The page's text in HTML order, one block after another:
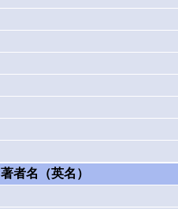
著者名（英名）